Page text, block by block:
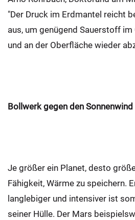
"Der Druck im Erdmantel reicht
aus, um genügend Sauerstoff
und an der Oberfläche wieder
Bollwerk gegen den Sonnenwind
Je größer ein Planet, desto
Fähigkeit, Wärme zu speichern.
langlebiger und intensiver ist
seiner Hülle. Der Mars